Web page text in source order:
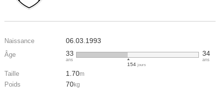
Naissance 06.03.1993
Âge 33
ans
154 jours
34
ans
Taille 1.70m
Poids 70kg